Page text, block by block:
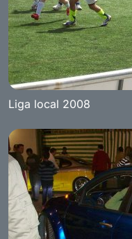
Liga local 2008